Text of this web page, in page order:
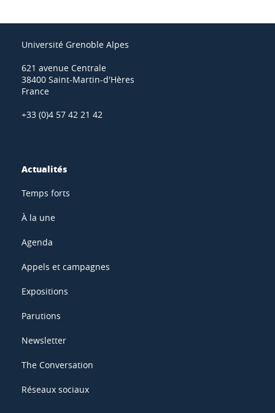
Université Grenoble Alpes
621 avenue Centrale
38400 Saint-Martin-d'Hères
France
+33 (0)4 57 42 21 42
Actualités
Temps forts
À la une
Agenda
Appels et campagnes
Expositions
Parutions
Newsletter
The Conversation
Réseaux sociaux